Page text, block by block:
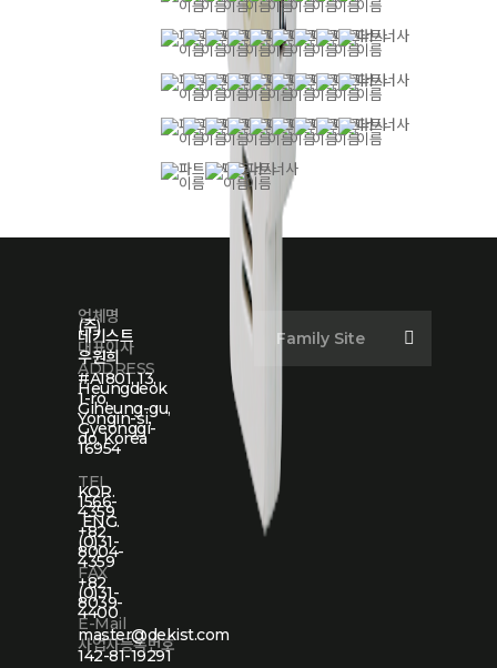
업체명
(주)
데키스트
대표이사
우원희
ADDRESS
#A1801, 13,
Heungdeok
1-ro,
Giheung-gu,
Yongin-si,
Gyeonggi-
do, Korea
16954
TEL
KOR.
1566-
4359
ENG.
+82
(0)31-
8004-
4359
FAX
+82
(0)31-
8039-
4400
E-Mail
master@dekist.com
사업자등록번호
142-81-19291
Family Site